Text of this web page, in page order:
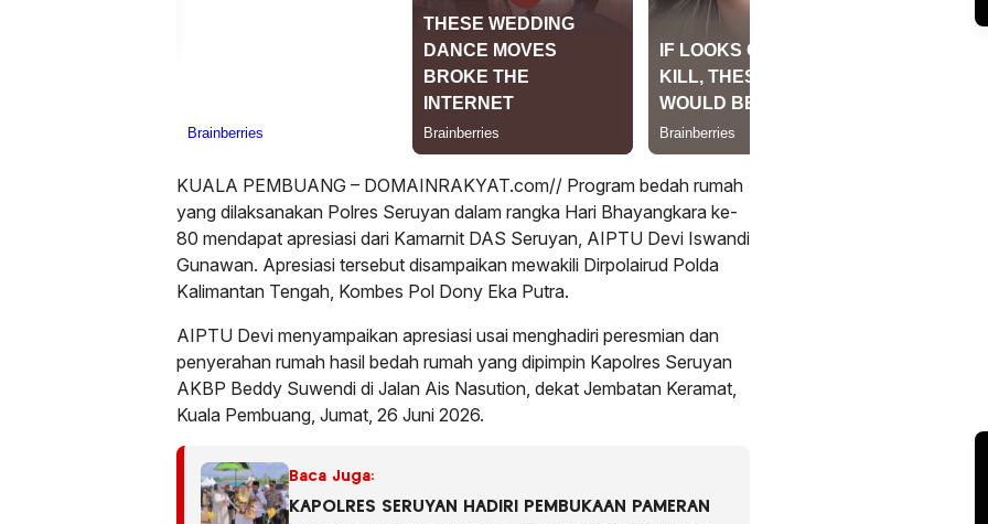
KUALA PEMBUANG – DOMAINRAKYAT.com// Program bedah rumah
yang dilaksanakan Polres Seruyan dalam rangka Hari Bhayangkara ke-
80 mendapat apresiasi dari Kamarnit DAS Seruyan, AIPTU Devi Iswandi
Gunawan. Apresiasi tersebut disampaikan mewakili Dirpolairud Polda
Kalimantan Tengah, Kombes Pol Dony Eka Putra.
AIPTU Devi menyampaikan apresiasi usai menghadiri peresmian dan
penyerahan rumah hasil bedah rumah yang dipimpin Kapolres Seruyan
AKBP Beddy Suwendi di Jalan Ais Nasution, dekat Jembatan Keramat,
Kuala Pembuang, Jumat, 26 Juni 2026.
Baca Juga:
KAPOLRES SERUYAN HADIRI PEMBUKAAN PAMERAN